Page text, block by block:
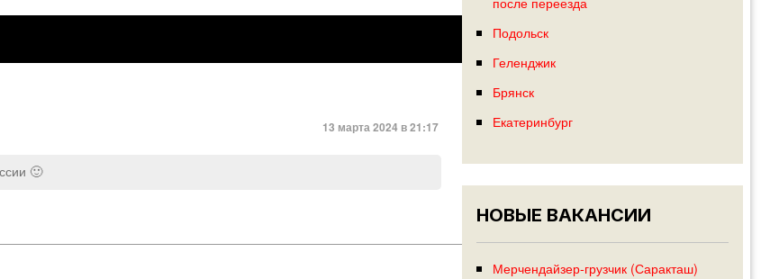
13 марта 2024 в 21:17
🙂
Подольск
Геленджик
Брянск
Екатеринбург
НОВЫЕ ВАКАНСИИ
Мерчендайзер-грузчик (Саракташ)